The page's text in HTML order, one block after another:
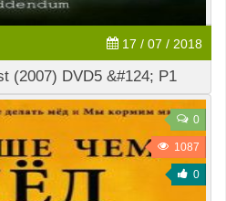
17 / 07 / 2018
(2007) DVD5 &#124; P1
0
1087
0